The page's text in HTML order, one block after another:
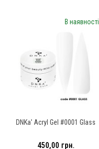
В наявності
DNKa' Аcryl Gel #0001 Glass
450,00 грн.